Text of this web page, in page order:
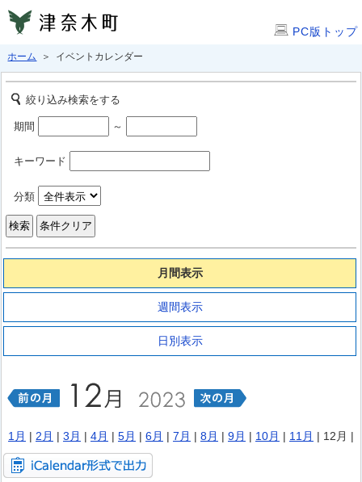
PC版トップ
ホーム ＞ イベントカレンダー
絞り込み検索をする
期間 ～
キーワード
分類
月間表示
週間表示
日別表示
1月 | 2月 | 3月 | 4月 | 5月 | 6月 | 7月 | 8月 | 9月 | 10月 | 11月 | 12月 |